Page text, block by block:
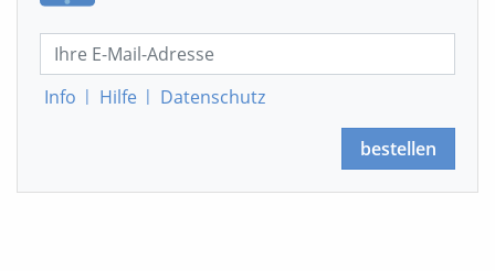
Info | Hilfe | Datenschutz
bestellen